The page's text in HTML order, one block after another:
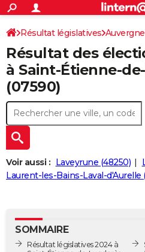
ACTUALITÉS
Politique
Société
Faits Divers
Education
Monde
Villes
+
SPORT
Coupe du monde 2026
Football
Tennis
Cyclisme
Rugby
Forum
CULTURE
Programme TV
TNT
Streaming
Cinéma
Sorties cinéma
Musique
+
FINANCE
Retraite
Impôts
Epargne
Immobilier
Risques naturels par ville
Banque
Assurance
CréditAUTO
Essais
Réserver un essai
Citadines
Berlines
SUV
Forum auto
+HIGH-TECH
Mobiles
Meilleur smartphone
Internet
Ordinateurs
Jeux vidéo
Guide high-tech
+
BRICOLAGE
Forum
Aménagement intérieur
Extérieur
Cuisine
Salle de bains
Jardinage
Rangement
+
Art de vivre
Bien-être
Loisirs
Mode
Modes de vie
SANTE
Résultat législatives
3ème circonscription
Résultat des
à Saint-Étienne-
(07590)
Voir aussi : Laveyrune (48250)
Laurent-les-Bains-Laval-d'Aurelle
SOMMAIRE
Résultat législatives 2024 à